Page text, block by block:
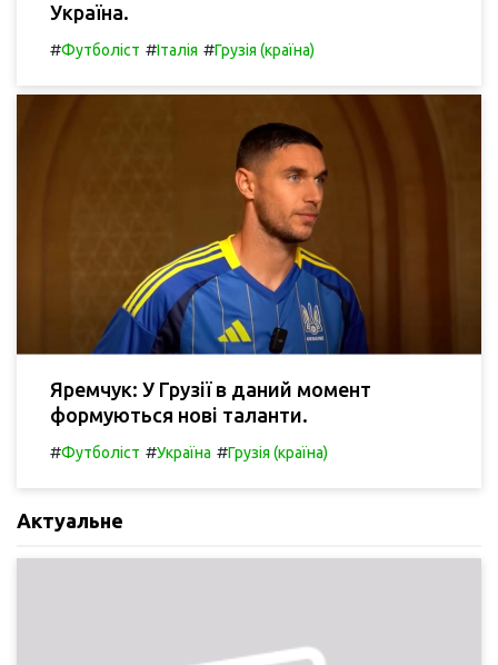
Україна.
#Футболіст #Італія #Грузія (країна)
Яремчук: У Грузії в даний момент
формуються нові таланти.
#Футболіст #Україна #Грузія (країна)
Актуальне